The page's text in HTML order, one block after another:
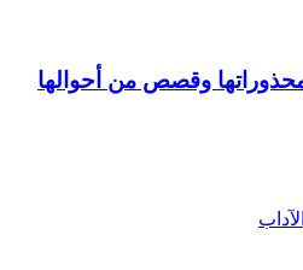
وقصص من أحوالها